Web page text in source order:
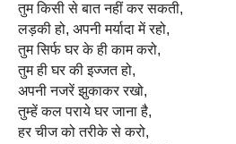
तुम किसी से बात नहीं कर सकती,
लड़की हो, अपनी मर्यादा में रहो,
तुम सिर्फ घर के ही काम करो,
तुम ही घर की इज्जत हो,
अपनी नजरें झुकाकर रखो,
तुम्हें कल पराये घर जाना है,
हर चीज को तरीके से करो,